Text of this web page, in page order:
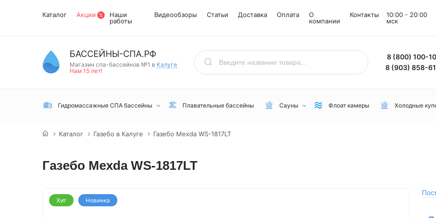
Каталог Акции
Наши
работы
Видеообзоры Статьи Доставка Оплата
О
компании
Контакты
10:00 - 20:00
мск
БАССЕЙНЫ-СПА.РФ
Магазин спа-бассейнов №1 в Калуге
Нам 15 лет!
8 (800) 100-
8 (903) 858-
Гидромассажные СПА бассейны Плавательные бассейны Сауны
сауны
Флоат камеры Холодные
Каталог Газебо в Калуге Газебо Mexda WS-1817LT
Газебо Mexda WS-1817LT
Хит Новинка